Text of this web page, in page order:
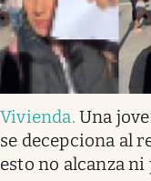
Vivienda.Una
se decepciona al
esto no alcanza ni